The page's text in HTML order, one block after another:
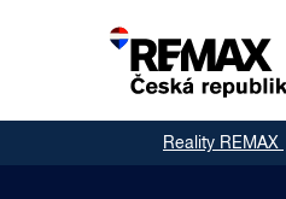
Reality REMAX